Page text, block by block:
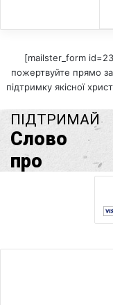
[mailster_form
пожертвуйте прямо
підтримку якісної